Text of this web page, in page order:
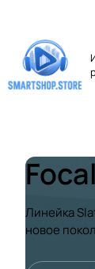
Линейка
новое